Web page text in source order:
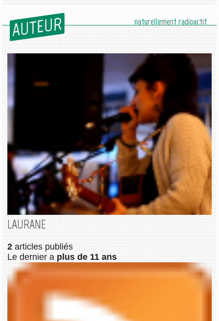
AUTEUR naturellement radioactif
LAURANE
2 articles publiés
Le dernier a plus de 11 ans